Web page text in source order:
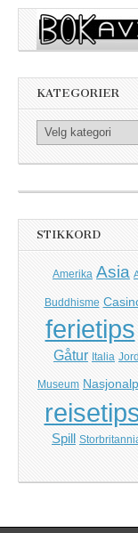
KATEGORIER
Kategorier
STIKKORD
Amerika Asia
Buddhisme
ferietips
Gåtur Italia
Museum
Spill